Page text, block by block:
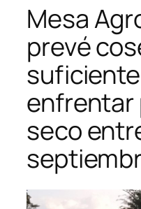
Mesa
prevé
enfrentar
seco